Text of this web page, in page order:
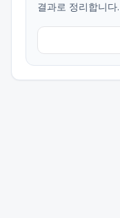
결과로 정리합니다.